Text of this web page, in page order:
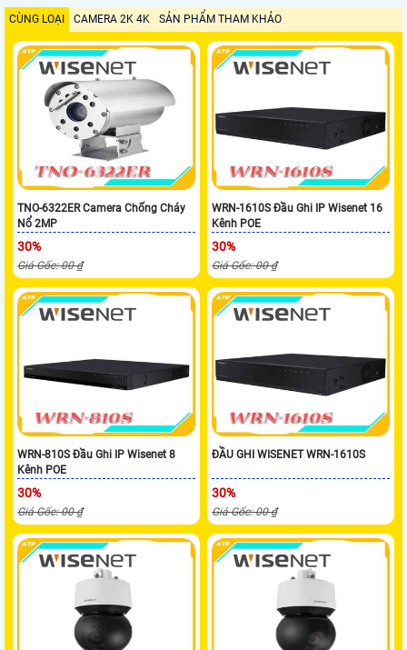
CÙNG LOẠI CAMERA 2K 4K SẢN PHẨM THAM KHẢO
TNO-6322ER Camera Chống Cháy
Nổ 2MP
30%
Giá Gốc: 00 ₫
WRN-1610S Đầu Ghi IP Wisenet 16
Kênh POE
30%
Giá Gốc: 00 ₫
WRN-810S Đầu Ghi IP Wisenet 8
Kênh POE
30%
Giá Gốc: 00 ₫
ĐẦU GHI WISENET WRN-1610S
30%
Giá Gốc: 00 ₫